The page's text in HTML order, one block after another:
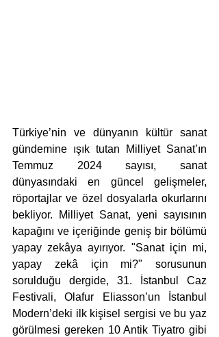
Türkiye’nin ve dünyanın kültür sanat
gündemine ışık tutan Milliyet Sanat’ın
Temmuz 2024 sayısı, sanat
dünyasındaki en güncel gelişmeler,
röportajlar ve özel dosyalarla okurlarını
bekliyor. Milliyet Sanat, yeni sayısının
kapağını ve içeriğinde geniş bir bölümü
yapay zekâya ayırıyor. "Sanat için mi,
yapay zekâ için mi?" sorusunun
sorulduğu dergide, 31. İstanbul Caz
Festivali, Olafur Eliasson’un İstanbul
Modern’deki ilk kişisel sergisi ve bu yaz
görülmesi gereken 10 Antik Tiyatro gibi